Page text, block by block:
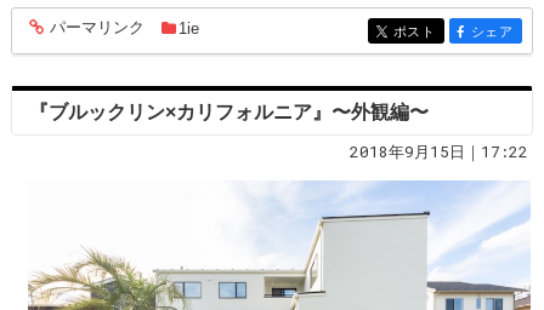
entry1952
パーマリンク 1ie entry1952
ポスト entry1952
シェア
『ブルックリン×カリフォルニア』〜外観編〜
2018年9月15日｜17:22